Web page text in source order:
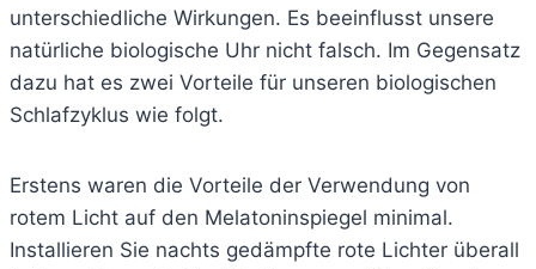
unterschiedliche Wirkungen. Es beeinflusst unsere
natürliche biologische Uhr nicht falsch. Im Gegensatz
dazu hat es zwei Vorteile für unseren biologischen
Schlafzyklus wie folgt.
Erstens waren die Vorteile der Verwendung von
rotem Licht auf den Melatoninspiegel minimal.
Installieren Sie nachts gedämpfte rote Lichter überall